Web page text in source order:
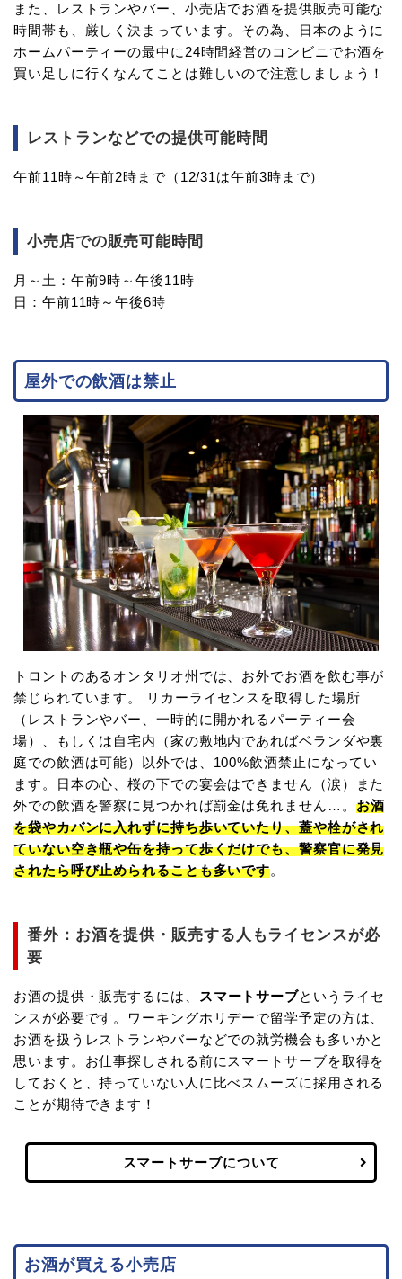
また、レストランやバー、小売店でお酒を提供販売可能な
時間帯も、厳しく決まっています。その為、日本のように
ホームパーティーの最中に24時間経営のコンビニでお酒を
買い足しに行くなんてことは難しいので注意しましょう！
レストランなどでの提供可能時間
午前11時～午前2時まで（12/31は午前3時まで）
小売店での販売可能時間
月～土：午前9時～午後11時
日：午前11時～午後6時
屋外での飲酒は禁止
トロントのあるオンタリオ州では、お外でお酒を飲む事が
禁じられています。 リカーライセンスを取得した場所
（レストランやバー、一時的に開かれるパーティー会
場）、もしくは自宅内（家の敷地内であればベランダや裏
庭での飲酒は可能）以外では、100%飲酒禁止になってい
ます。日本の心、桜の下での宴会はできません（涙）また
外での飲酒を警察に見つかれば罰金は免れません…。 お酒
を袋やカバンに入れずに持ち歩いていたり、蓋や栓がされ
ていない空き瓶や缶を持って歩くだけでも、警察官に発見
されたら呼び止められることも多いです。
番外：お酒を提供・販売する人もライセンスが必
要
お酒の提供・販売するには、 スマートサーブというライセ
ンスが必要です。ワーキングホリデーで留学予定の方は、
お酒を扱うレストランやバーなどでの就労機会も多いかと
思います。お仕事探しされる前にスマートサーブを取得を
しておくと、持っていない人に比べスムーズに採用される
ことが期待できます！
スマートサーブについて
お酒が買える小売店